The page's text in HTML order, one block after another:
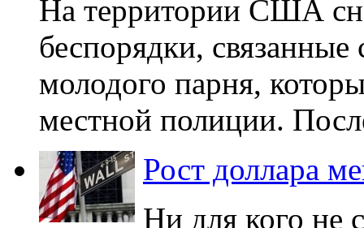
На территории США
беспорядки,
молодого парня,
местной полиции.
Рост доллара
Ни для кого не